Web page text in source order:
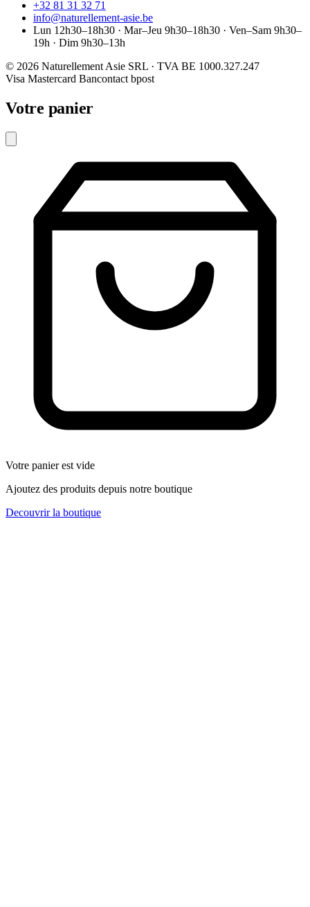
+32 81 31 32 71
info@naturellement-asie.be
Lun 12h30–18h30 · Mar–Jeu 9h30–18h30 · Ven–Sam 9h30–
19h · Dim 9h30–13h
© 2026 Naturellement Asie SRL · TVA BE 1000.327.247
Visa Mastercard Bancontact bpost
Votre panier
Votre panier est vide
Ajoutez des produits depuis notre boutique
Decouvrir la boutique